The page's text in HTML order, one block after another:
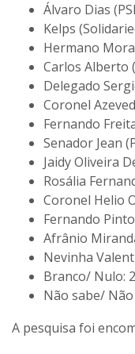
Álvaro Dias
Kelps
Hermano
Carlos Alberto
Delegado
Coronel
Fernando
Senador Jean
Jaidy Oliveira
Rosália
Coronel Helio
Fernando
Afrânio
Nevinha
Branco/ Nulo:
Não sabe/
A pesquisa foi